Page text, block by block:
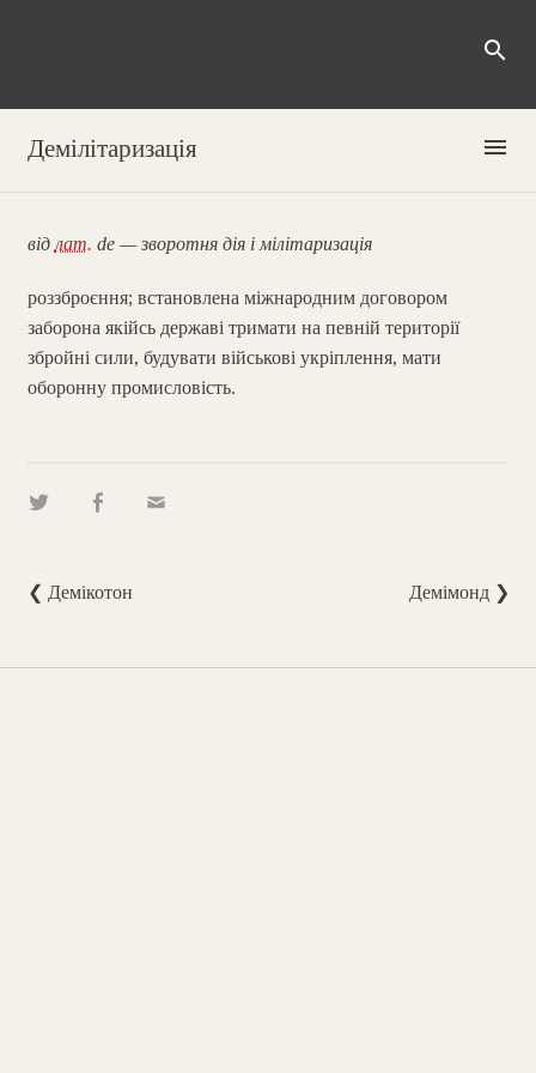
search
Демілітаризація menu
від лат. de — зворотня дія і мілітаризація
роззброєння; встановлена міжнародним договором
заборона якійсь державі тримати на певній території
збройні сили, будувати військові укріплення, мати
оборонну промисловість.
❮ Демікотон Демімонд ❯